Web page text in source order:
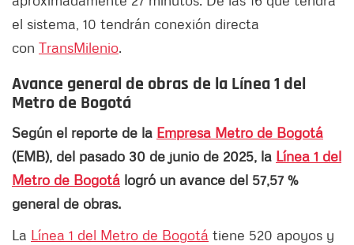
el sistema, 10 tendrán conexión directa
con TransMilenio.
Avance general de obras de la Línea 1 del
Metro de Bogotá
Según el reporte de la Empresa Metro de Bogotá
(EMB), del pasado 30 de junio de 2025, la Línea 1 del
Metro de Bogotá logró un avance del 57,57 %
general de obras.
La Línea 1 del Metro de Bogotá tiene 520 apoyos y